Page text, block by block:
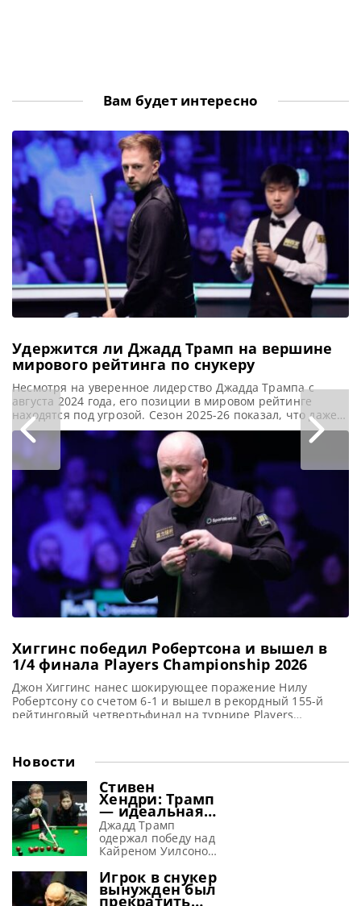
Вам будет интересно
Удержится ли Джадд Трамп на вершине
мирового рейтинга по снукеру
Несмотря на уверенное лидерство Джадда Трампа с
августа 2024 года, его позиции в мировом рейтинге
находятся под угрозой. Сезон 2025-26 показал, что даже
лучшие из лучших могут столкнуться с конкуренцией.
Чжао Синьтун, Нил Робертсон, У Ицзэ и другие звезды
снукера готовы побороться за первое место в мире,
сообщает WST С августа 2024 года Джадд Трамп
Хиггинс победил Робертсона и вышел в
1/4 финала Players Championship 2026
Джон Хиггинс нанес шокирующее поражение Нилу
Робертсону со счетом 6-1 и вышел в рекордный 155-й
рейтинговый четвертьфинал на турнире Players
уверенную победу над Нилом Робертсоном со счетом 6-1
и вышел в свой 155-й рейтинговый четвертьфинал.
Такого показателя не достигал никто другой
Новости
Стивен
Хендри: Трамп
— идеальная
машина для
завоевания
побед
Джадд Трамп
одержал победу над
Кайреном Уилсоном
Мастерс 2026 и, по
словам Хендри,
просто создан для
Игрок в снукер
вынужден был
прекратить